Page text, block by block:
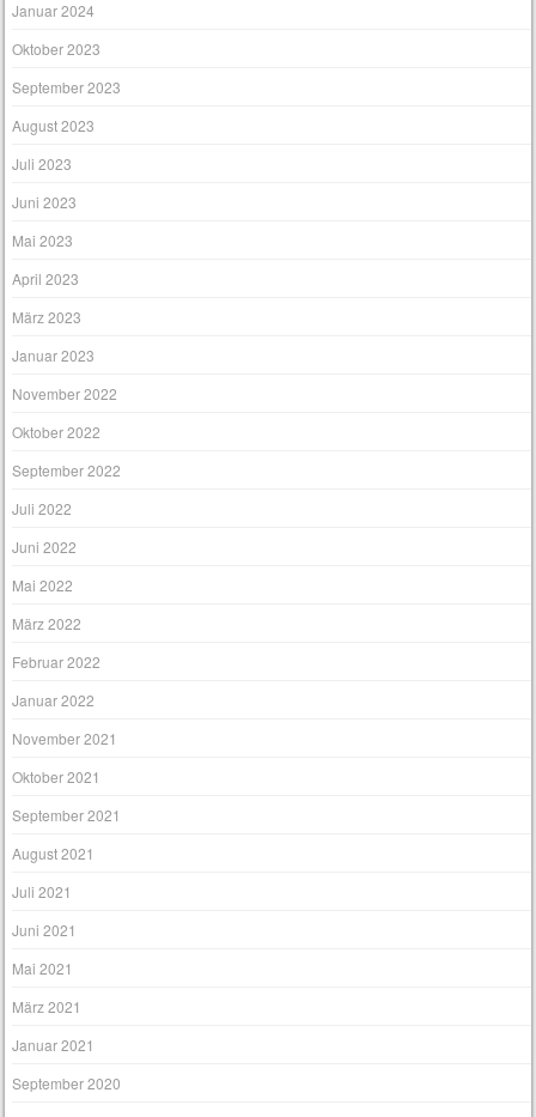
Januar 2024
Oktober 2023
September 2023
August 2023
Juli 2023
Juni 2023
Mai 2023
April 2023
März 2023
Januar 2023
November 2022
Oktober 2022
September 2022
Juli 2022
Juni 2022
Mai 2022
März 2022
Februar 2022
Januar 2022
November 2021
Oktober 2021
September 2021
August 2021
Juli 2021
Juni 2021
Mai 2021
März 2021
Januar 2021
September 2020